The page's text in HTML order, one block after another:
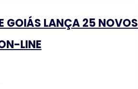
GOIÁS LANÇA 25 NOVOS
LINE